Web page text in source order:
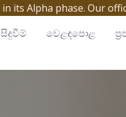
its Alpha phase. Our
සිදුවීම් වෙළඳපොළ